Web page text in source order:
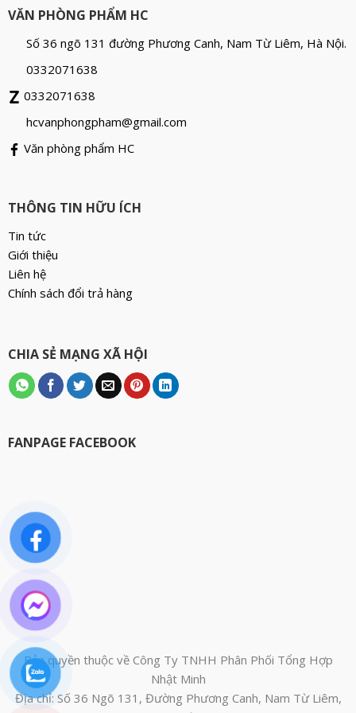
VĂN PHÒNG PHẨM HC
Số 36 ngõ 131 đường Phương Canh, Nam Từ Liêm, Hà Nội.
0332071638
0332071638
hcvanphongpham@gmail.com
Văn phòng phẩm HC
THÔNG TIN HỮU ÍCH
Tin tức
Giới thiệu
Liên hệ
Chính sách đổi trả hàng
CHIA SẺ MẠNG XÃ HỘI
FANPAGE FACEBOOK
Bản quyền thuộc về Công Ty TNHH Phân Phối Tổng Hợp
Nhật Minh
Địa chỉ: Số 36 Ngõ 131, Đường Phương Canh, Nam Từ Liêm,